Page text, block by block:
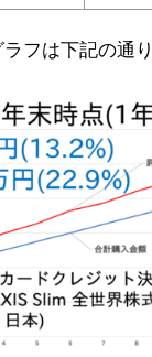
フは下記の通り